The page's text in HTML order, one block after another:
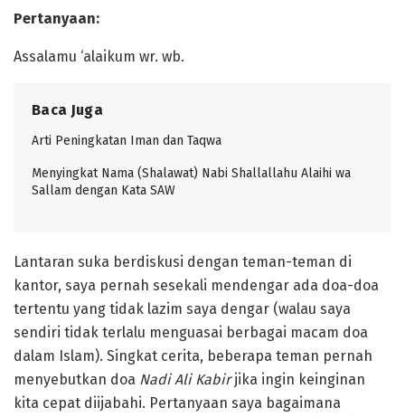
Pertanyaan:
Assalamu ‘alaikum wr. wb.
Baca Juga
Arti Peningkatan Iman dan Taqwa
Menyingkat Nama (Shalawat) Nabi Shallallahu Alaihi wa
Sallam dengan Kata SAW
Lantaran suka berdiskusi dengan teman-teman di
kantor, saya pernah sesekali mendengar ada doa-doa
tertentu yang tidak lazim saya dengar (walau saya
sendiri tidak terlalu menguasai berbagai macam doa
dalam Islam). Singkat cerita, beberapa teman pernah
menyebutkan doa Nadi Ali Kabirjika ingin keinginan
kita cepat diijabahi. Pertanyaan saya bagaimana